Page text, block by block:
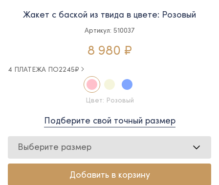
Жакет с баской из твида в цвете: Розовый
Артикул: 510037
8 980 ₽
4 ПЛАТЕЖА ПО2245₽
Цвет: Розовый
Подберите свой точный размер
Выберите размер
Добавить в корзину